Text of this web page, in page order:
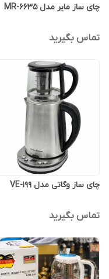
چای ساز مایر مدل MR-6635
تماس بگیرید
چای ساز وگاتی مدل VE-199
تماس بگیرید